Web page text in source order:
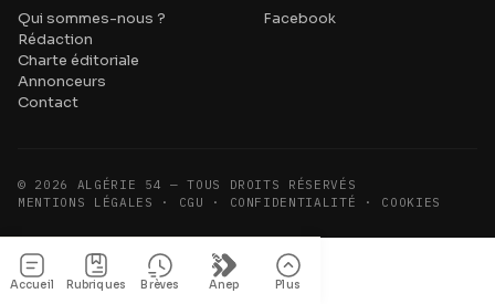
Qui sommes-nous ?
Rédaction
Charte éditoriale
Annonceurs
Contact
Facebook
© 2026
ALGÉRIE 54 — TOUS DROITS RÉSERVÉS
MENTIONS LÉGALES · CGU · CONFIDENTIALITÉ · COOKIES
Accueil Rubriques Brèves Anep Plus